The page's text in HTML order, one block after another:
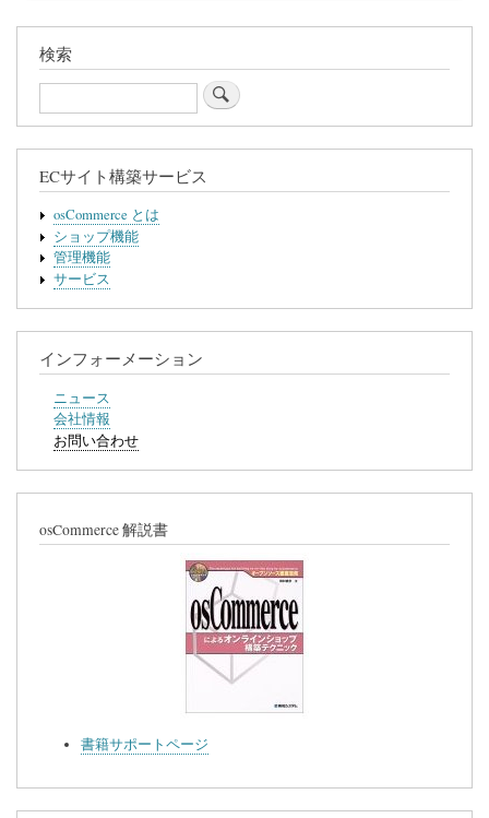
検索
Search
ECサイト構築サービス
osCommerce とは
ショップ機能
管理機能
サービス
インフォーメーション
ニュース
会社情報
お問い合わせ
osCommerce 解説書
書籍サポートページ